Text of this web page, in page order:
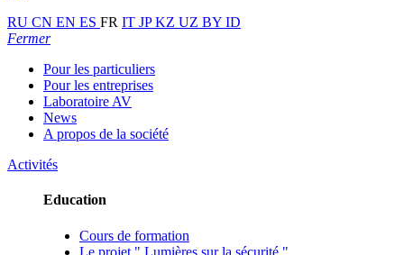
RU CN EN ES FR IT JPKZ UZ BY ID
Fermer
Pour les particuliers
Pour les entreprises
Laboratoire AV
News
A propos de la société
Activités
Education
Cours de formation
Le projet " Lumières sur la sécurité "